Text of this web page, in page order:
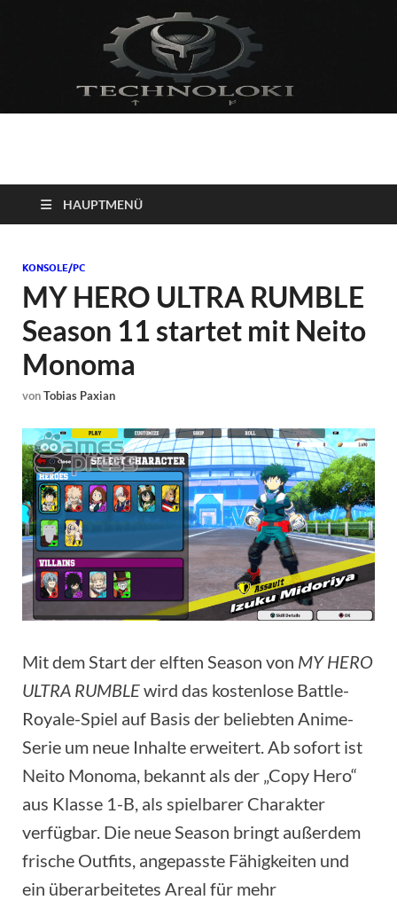
Technoloki: Gaming
und Entertainment
News
Blockbuster, Indie-Perlen und Retro-Klassiker.
HAUPTMENÜ
KONSOLE/PC
MY HERO ULTRA RUMBLE
Season 11 startet mit Neito
Monoma
vonTobias Paxian
Mit dem Start der elften Season von MY HERO
ULTRA RUMBLEwird das kostenlose Battle-
Royale-Spiel auf Basis der beliebten Anime-
Serie um neue Inhalte erweitert. Ab sofort ist
Neito Monoma, bekannt als der „Copy Hero“
aus Klasse 1-B, als spielbarer Charakter
verfügbar. Die neue Season bringt außerdem
frische Outfits, angepasste Fähigkeiten und
ein überarbeitetes Areal für mehr